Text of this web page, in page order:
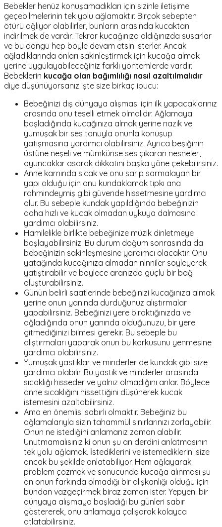
Bebekler henüz konuşamadıkları için sizinle iletişime
geçebilmelerinin tek yolu ağlamaktır. Birçok sebepten
ötürü ağlıyor olabilirler, bunların arasında kucaktan
indirilmek de vardır. Tekrar kucağınıza aldığınızda susarlar
ve bu döngü hep böyle devam etsin isterler. Ancak
ağladıklarında onları sakinleştirmek için kucağa almak
yerine uygulayabileceğiniz farklı yöntemlerde vardır.
Bebeklerin kucağa olan bağımlılığı nasıl azaltılmalıdır
diye düşünüyorsanız işte size birkaç ipucu:
Bebeğinizi dış dünyaya alışması için ilk yapacaklarınız
arasında onu teselli etmek olmalıdır. Ağlamaya
başladığında kucağınıza almak yerine nazik ve
yumuşak bir ses tonuyla onunla konuşup
yatışmasına yardımcı olabilirsiniz. Ayrıca beşiğinin
üstüne neşeli ve mümkünse ses çıkaran nesneler,
oyuncaklar asarak dikkatini başka yöne çekebilirsiniz.
Anne karnında sıcak ve onu sarıp sarmalayan bir
yapı olduğu için onu kundaklamak tıpkı ana
rahmindeymiş gibi güvende hissetmesine yardımcı
olur. Bu sebeple kundak yapıldığında bebeğinizin
daha hızlı ve kucak olmadan uykuya dalmasına
yardımcı olabilirsiniz.
Hamilelikle birlikte bebeğinize müzik dinletmeye
başlayabilirsiniz. Bu durum doğum sonrasında da
bebeğinizin sakinleşmesine yardımcı olacaktır. Onu
yatağında kucağınıza almadan ninniler söyleyerek
yatıştırabilir ve böylece aranızda güçlü bir bağ
oluşturabilirsiniz.
Günün belirli saatlerinde bebeğinizi kucağınıza almak
yerine onun yanında durduğunuz alıştırmalar
yapabilirsiniz. Bebeğinizi yere bıraktığınızda ve
ağladığında onun yanında olduğunuzu, bir yere
gitmediğinizi bilmesi gerekir. Bu sebeple bu
alıştırmaları yaparak onun bu korkusunu yenmesine
yardımcı olabilirsiniz.
Yumuşak yastıklar ve minderler de kundak gibi size
yardımcı olabilir. Bu yastık ve minderler arasında
sıcaklığı hisseder ve yalnız olmadığını anlar. Böylece
anne sıcaklığını hissettiğini düşünerek kucak
istemesini azaltabilirsiniz.
Ama en önemlisi sabırlı olmaktır. Bebeğiniz bu
ağlamalarıyla sizin tahammül sınırlarınızı zorlayabilir.
Onun ne istediğini anlamanız zaman alabilir.
Unutmamalısınız ki onun şu an derdini anlatmasının
tek yolu ağlamak. İstediklerini ve istemediklerini size
ancak bu şekilde anlatabiliyor. Hem ağlayarak
problem çözmek ve sonucunda kucağa alınması şu
an onun farkında olmadığı bir alışkanlığı olduğu için
bundan vazgeçirmek biraz zaman ister. Yepyeni bir
dünyaya alışmaya başladığı bu günleri sabır
göstererek, onu anlamaya çalışarak kolayca
atlatabilirsiniz.